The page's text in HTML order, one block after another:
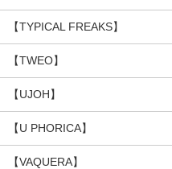
【TYPICAL FREAKS】
【TWEO】
【UJOH】
【U PHORICA】
【VAQUERA】